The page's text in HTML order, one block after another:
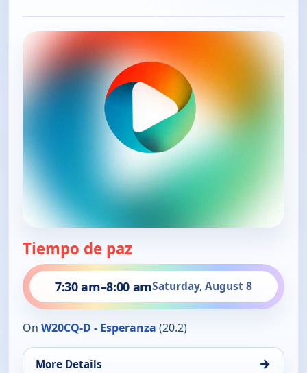
Tiempo de paz
7:30 am–8:00 amSaturday, August 8
On W20CQ-D - Esperanza (20.2)
More Details →